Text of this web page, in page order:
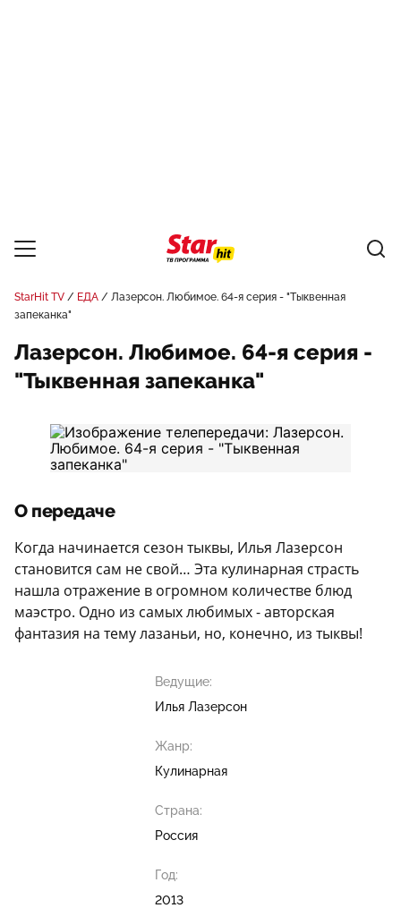
StarHit TV ЕДА
Лазерсон. Любимое. 64-я серия - "Тыквенная
запеканка"
Лазерсон. Любимое. 64-я серия -
"Тыквенная запеканка"
О передаче
Когда начинается сезон тыквы, Илья Лазерсон
становится сам не свой… Эта кулинарная страсть
нашла отражение в огромном количестве блюд
маэстро. Одно из самых любимых - авторская
фантазия на тему лазаньи, но, конечно, из тыквы!
Ведущие:
Илья Лазерсон
Жанр:
Кулинарная
Страна:
Россия
Год:
2013